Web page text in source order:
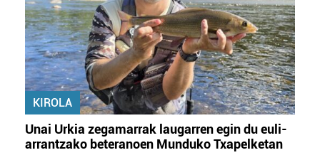
KIROLA
Unai Urkia zegamarrak laugarren egin du euli-
arrantzako beteranoen Munduko Txapelketan